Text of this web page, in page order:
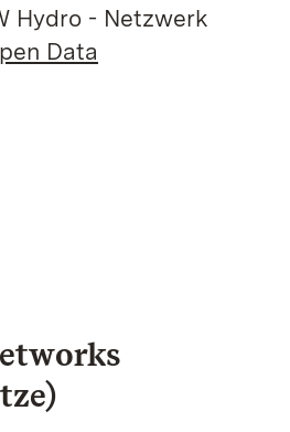
Hydro - Netzwerk
Data